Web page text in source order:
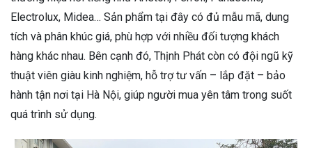
Electrolux, Midea… Sản phẩm tại đây có đủ mẫu mã, dung
tích và phân khúc giá, phù hợp với nhiều đối tượng khách
hàng khác nhau. Bên cạnh đó, Thịnh Phát còn có đội ngũ kỹ
thuật viên giàu kinh nghiệm, hỗ trợ tư vấn – lắp đặt – bảo
hành tận nơi tại Hà Nội, giúp người mua yên tâm trong suốt
quá trình sử dụng.